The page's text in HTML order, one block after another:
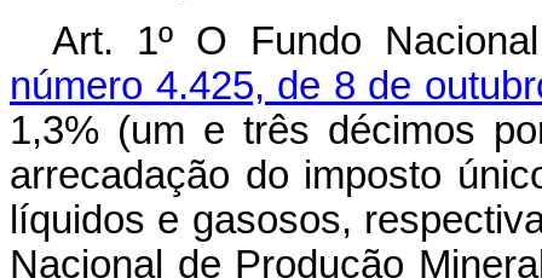
Art. 1º O Fundo
número 4.425, de 8 de
1,3% (um e três décimos
arrecadação do imposto
líquidos e gasosos,
Nacional de Produção